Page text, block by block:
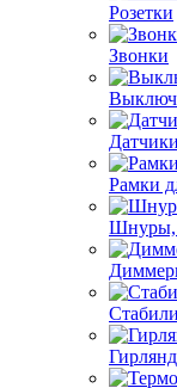
Розетки
Звонки
Рамки
Шнуры,